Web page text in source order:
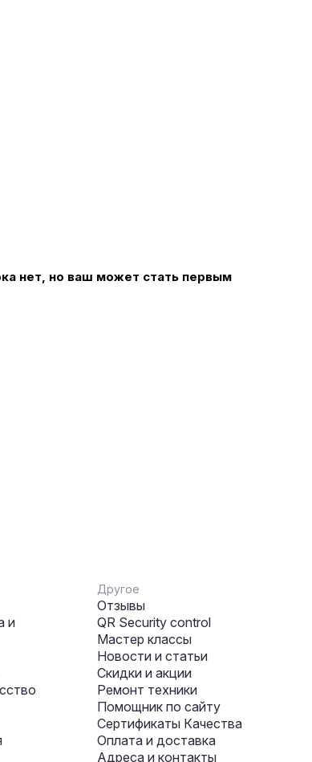
нет, но ваш может стать первым
и
Другое
Отзывы
QR Security control
Мастер классы
Новости и статьи
Скидки и акции
Ремонт техники
Помощник по сайту
Сертификаты Качества
Оплата и доставка
Адреса и контакты